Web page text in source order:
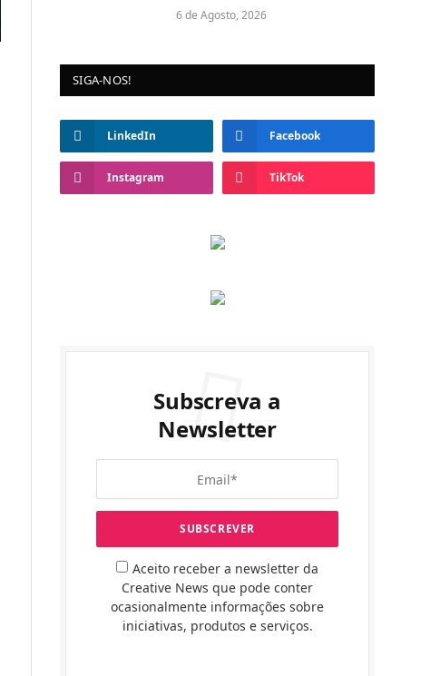
6 de Agosto, 2026
SIGA-NOS!
LinkedIn Facebook
Instagram TikTok
Subscreva a
Newsletter
Aceito receber a newsletter da
Creative News que pode conter
ocasionalmente informações sobre
iniciativas, produtos e serviços.